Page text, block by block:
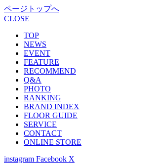
ページトップへ
CLOSE
TOP
NEWS
EVENT
FEATURE
RECOMMEND
Q&A
PHOTO
RANKING
BRAND INDEX
FLOOR GUIDE
SERVICE
CONTACT
ONLINE STORE
instagram Facebook X